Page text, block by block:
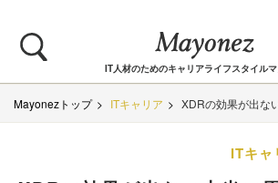
IT人材のためのキャリアライフスタイル
Mayonezトップ ITキャリア XDRの効果が出な
ITキャ